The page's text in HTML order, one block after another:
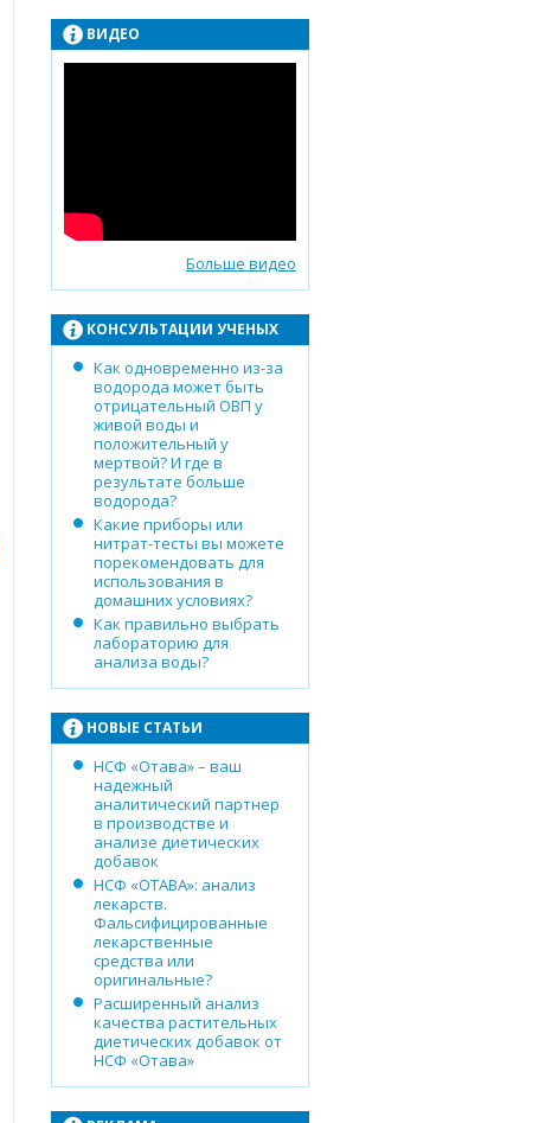
ВИДЕО
Больше видео
КОНСУЛЬТАЦИИ УЧЕНЫХ
Как одновременно из-за
водорода может быть
отрицательный ОВП у
живой воды и
положительный у
мертвой? И где в
результате больше
водорода?
Какие приборы или
нитрат-тесты вы можете
порекомендовать для
использования в
домашних условиях?
Как правильно выбрать
лабораторию для
анализа воды?
НОВЫЕ СТАТЬИ
НСФ «Отава» – ваш
надежный
аналитический партнер
в производстве и
анализе диетических
добавок
НСФ «ОТАВА»: анализ
лекарств.
Фальсифицированные
лекарственные
средства или
оригинальные?
Расширенный анализ
качества растительных
диетических добавок от
НСФ «Отава»